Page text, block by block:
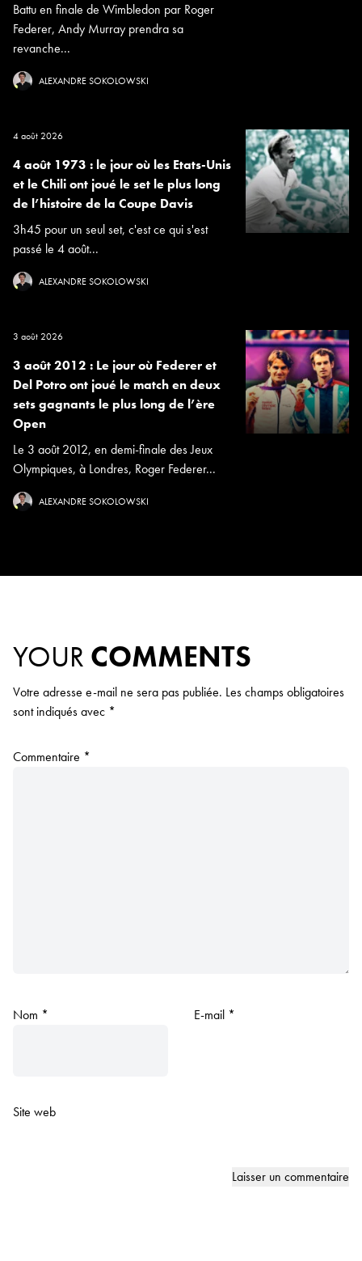
Battu en finale de Wimbledon par Roger
Federer, Andy Murray prendra sa
revanche...
ALEXANDRE SOKOLOWSKI
4 août 2026
4 août 1973 : le jour où les Etats-Unis
et le Chili ont joué le set le plus long
de l’histoire de la Coupe Davis
3h45 pour un seul set, c'est ce qui s'est
passé le 4 août...
ALEXANDRE SOKOLOWSKI
3 août 2026
3 août 2012 : Le jour où Federer et
Del Potro ont joué le match en deux
sets gagnants le plus long de l’ère
Open
Le 3 août 2012, en demi-finale des Jeux
Olympiques, à Londres, Roger Federer...
ALEXANDRE SOKOLOWSKI
YOUR COMMENTS
Votre adresse e-mail ne sera pas publiée. Les champs obligatoires
sont indiqués avec *
Commentaire *
Nom * E-mail *
Site web